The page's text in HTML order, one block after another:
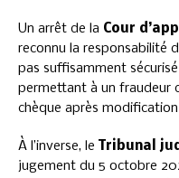
Un arrêt de la Cour
reconnu la responsabilité
pas suffisamment
permettant à un fraudeur
chèque après
À l’inverse, le Tribunal
jugement du 5 octobre